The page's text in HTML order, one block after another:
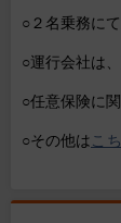
○２名乗務に
○運行会社は、
○任意保険に
○その他は こ